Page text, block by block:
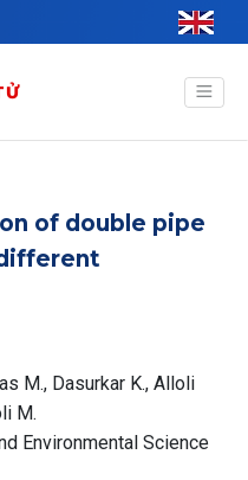
of double pipe
M., Dasurkar K., Alloli
M.
Environmental Science